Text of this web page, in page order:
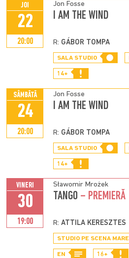
JOI
22
20:00
Jon Fosse
I AM THE WIND
R: GÁBOR TOMPA
SALA STUDIO
14+
SÂMBĂTĂ
24
20:00
Jon Fosse
I AM THE WIND
R: GÁBOR TOMPA
SALA STUDIO
14+
VINERI
30
19:00
Sławomir Mrożek
TANGO – PREMIERĂ
R:ATTILA KERESZTES
STUDIO PE SCENA MARE
EN 16+